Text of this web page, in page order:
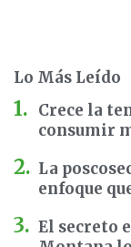
Lo Más Leído
Crece la
consumir
La
enfoque
El secreto